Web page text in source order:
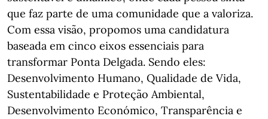
que faz parte de uma comunidade que a valoriza.
Com essa visão, propomos uma candidatura
baseada em cinco eixos essenciais para
transformar Ponta Delgada. Sendo eles:
Desenvolvimento Humano, Qualidade de Vida,
Sustentabilidade e Proteção Ambiental,
Desenvolvimento Económico, Transparência e